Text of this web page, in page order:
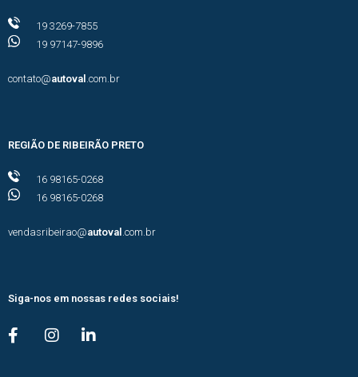
19 3269-7855
19 97147-9896
contato@autoval .com.br
REGIÃO DE RIBEIRÃO PRETO
16 98165-0268
16 98165-0268
vendasribeirao@autoval .com.br
Siga-nos em nossas redes sociais!